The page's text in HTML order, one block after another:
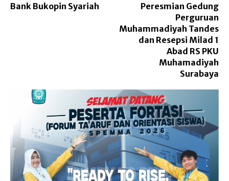
Bank Bukopin Syariah
Peresmian Gedung
Perguruan
Muhammadiyah Tandes
dan Resepsi Milad 1
Abad RS PKU
Muhamadiyah
Surabaya